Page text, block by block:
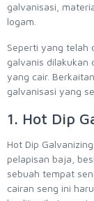
galvanisasi,
logam.
Seperti yang telah
galvanis dilakukan
yang cair.
galvanisasi yang
1. Hot Dip
Hot Dip
pelapisan baja,
sebuah tempat
cairan seng ini